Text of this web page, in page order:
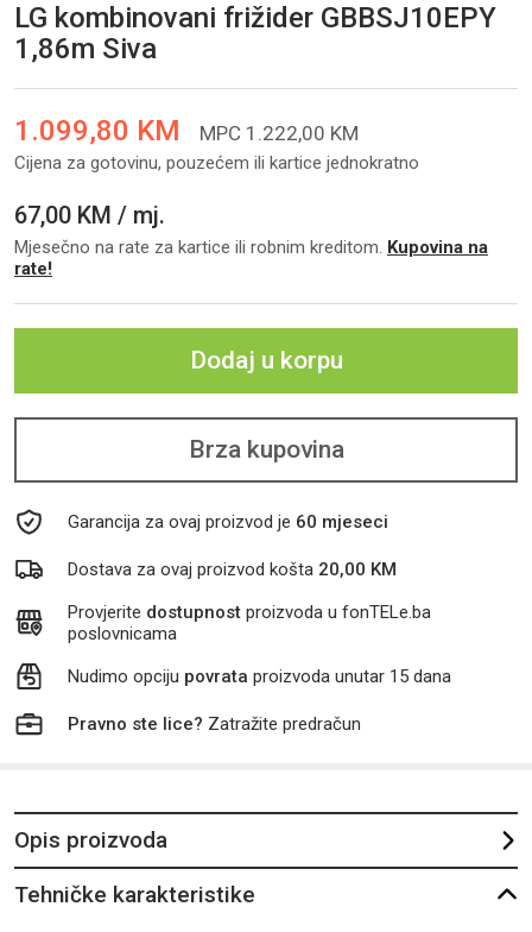
LG kombinovani frižider GBBSJ10EPY
1,86m Siva
1.099,80 KM MPC 1.222,00 KM
Cijena za gotovinu, pouzećem ili kartice jednokratno
67,00 KM / mj.
Mjesečno na rate za kartice ili robnim kreditom. Kupovina na
rate!
Dodaj u korpu
Brza kupovina
Garancija za ovaj proizvod je 60 mjeseci
Dostava za ovaj proizvod košta 20,00 KM
Provjerite dostupnostproizvoda u fonTELe.ba
poslovnicama
Nudimo opciju povrata proizvoda unutar 15 dana
Pravno ste lice? Zatražite predračun
Opis proizvoda
Tehničke karakteristike